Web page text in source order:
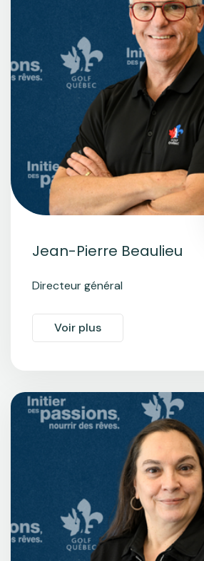
Jean-Pierre Beaulieu
Directeur général
Voir plus